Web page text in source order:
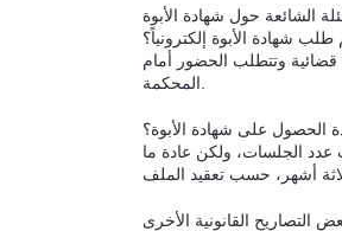
الشائعة حول شهادة الأبوة
شهادة الأبوة إلكترونياً؟
وتتطلب الحضور أمام
المحكمة.
الحصول على شهادة الأبوة؟
الجلسات، ولكن عادة ما
التصاريح القانونية الأخرى